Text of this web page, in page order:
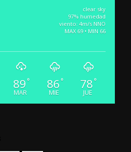
clear sky
97% humedad
viento: 4m/s NNO
MAX 69 • MIN 66
89 °
MAR
86 °
MIE
78 °
JUE